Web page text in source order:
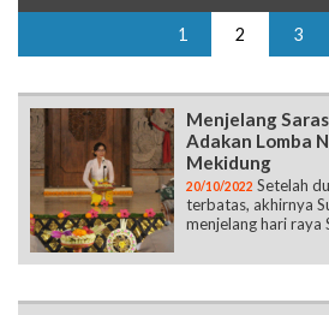
1 2 3
Menjelang
Adakan Lomba
Mekidung
20/10/2022 Setelah
terbatas, akhirnya
menjelang hari raya